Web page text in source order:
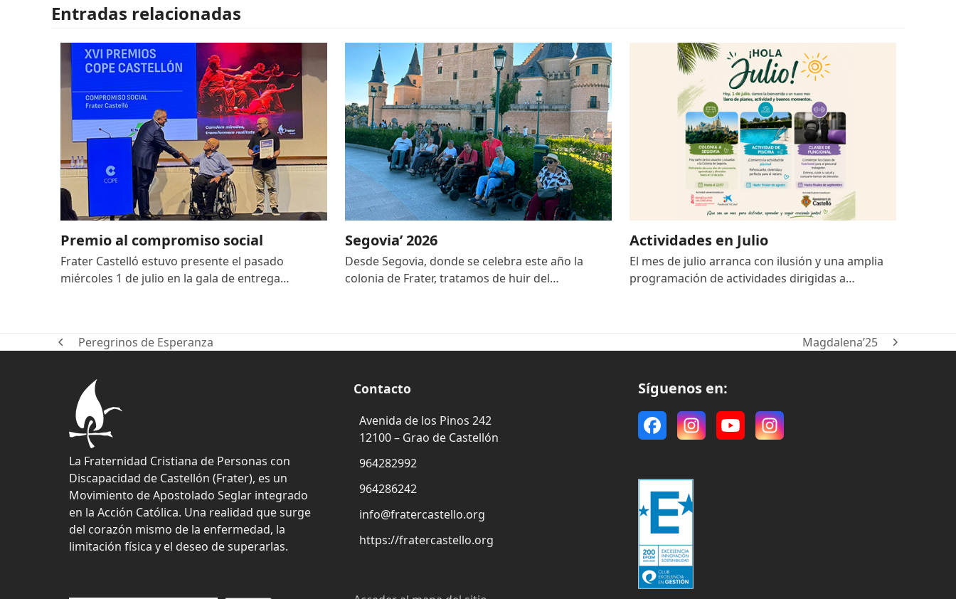
Entradas relacionadas
Premio al compromiso social
Frater Castelló estuvo presente el pasado
miércoles 1 de julio en la gala de entrega…
Segovia’ 2026
Desde Segovia, donde se celebra este año la
colonia de Frater, tratamos de huir del…
Actividades en Julio
El mes de julio arranca con ilusión y una amplia
programación de actividades dirigidas a…
previousPeregrinos de Esperanza
next
Magdalena’25
La Fraternidad Cristiana de Personas con
Discapacidad de Castellón (Frater), es un
Movimiento de Apostolado Seglar integrado
en la Acción Católica. Una realidad que surge
del corazón mismo de la enfermedad, la
limitación física y el deseo de superarlas.
Contacto
Avenida de los Pinos 242
12100 – Grao de Castellón
964282992
964286242
info@fratercastello.org
https://fratercastello.org
Síguenos en:
FacebookInstagram
YouTubeInstagram